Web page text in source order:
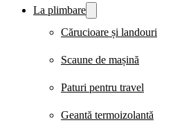
La plimbare
Cărucioare și landouri
Scaune de mașină
Paturi pentru travel
Geantă termoizolantă